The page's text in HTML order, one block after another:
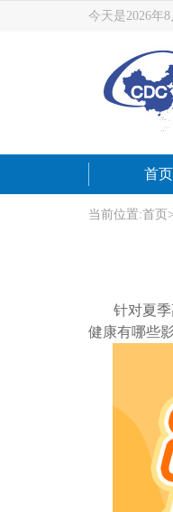
今天是2026年
首页
当前位置:首页 >
针对夏
健康有哪些